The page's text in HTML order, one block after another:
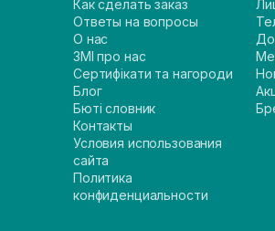
Как сделать заказ
Ответы на вопросы
О нас
ЗМІ про нас
Сертифікати та нагороди
Блог
Бюті словник
Контакты
Условия использования
сайта
Политика
конфиденциальности